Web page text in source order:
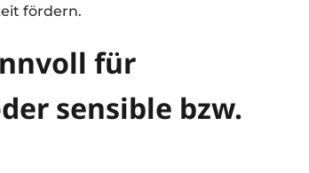
fördern.
für
sensible bzw.